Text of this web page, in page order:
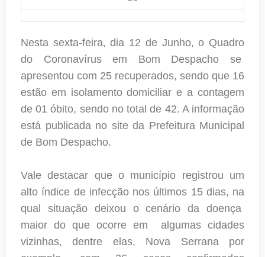
Nesta sexta-feira, dia 12 de Junho, o Quadro
do Coronavírus em Bom Despacho se
apresentou com 25 recuperados, sendo que 16
estão em isolamento domiciliar e a contagem
de 01 óbito, sendo no total de 42. A informação
está publicada no site da Prefeitura Municipal
de Bom Despacho.
Vale destacar que o município registrou um
alto índice de infecção nos últimos 15 dias, na
qual situação deixou o cenário da doença
maior do que ocorre em algumas cidades
vizinhas, dentre elas, Nova Serrana por